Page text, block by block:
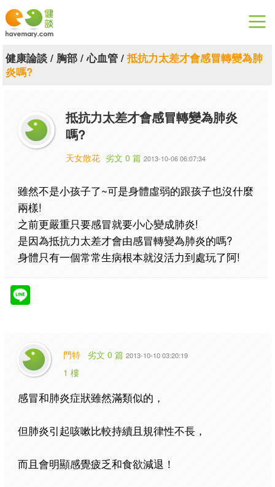
漫漫健康
關於健談
聯絡我們
健康論談/ 胸部/心血管/ 抵抗力太差才會感冒轉變為肺
炎嗎?
抵抗力太差才會感冒轉變為肺炎
嗎?
天女散花 劣文 0 篇 2013-10-06 06:07:34
雖然不是小孩子了~可是身體虛弱的跟孩子也沒什麼
兩樣!
之前更嚴重只要感冒就要小心變成肺炎!
是因為抵抗力太差才會由感冒轉變為肺炎的嗎?
身體只有一個常常生病根本就沒活力到處玩了阿!
門特 劣文 0 篇 2013-10-10 03:20:19
1 樓
感冒和肺炎症狀雖然滿類似的，
但肺炎引起咳嗽比較持續且規律性不長，
而且會明顯感覺疲乏和食欲減退！